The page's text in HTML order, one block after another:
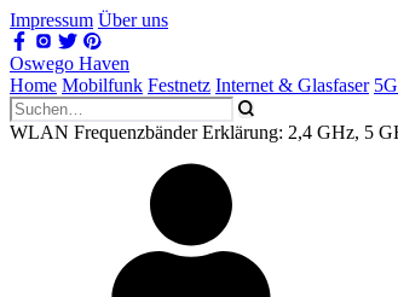
Impressum Über uns
Oswego Haven
Home Mobilfunk Festnetz Internet & Glasfaser
WLAN Frequenzbänder Erklärung: 2,4 GHz, 5